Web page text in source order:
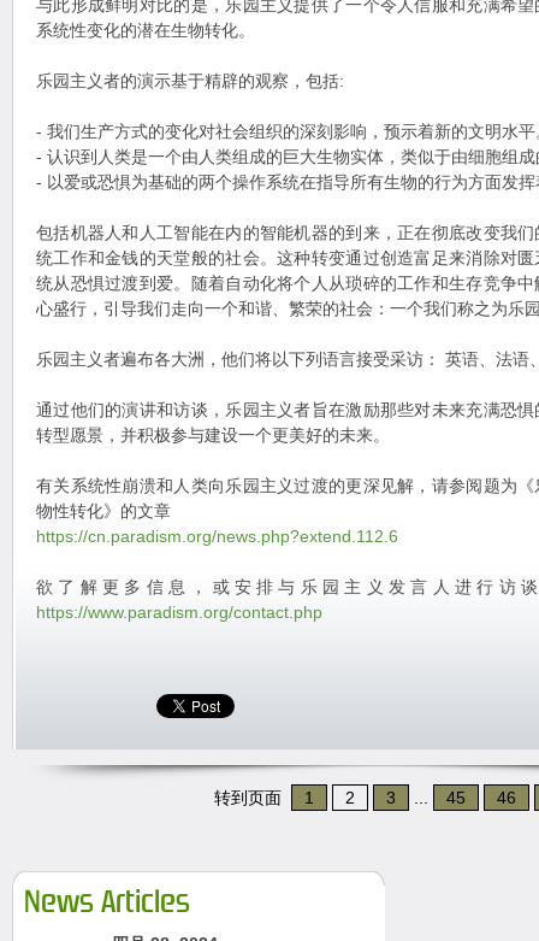
与此形成鲜明对比的是，乐园主义提供了一个令人信服和充满希
系统性变化的潜在生物转化。
乐园主义者的演示基于精辟的观察，包括:
- 我们生产方式的变化对社会组织的深刻影响，预示着新的文明水平
- 认识到人类是一个由人类组成的巨大生物实体，类似于由细胞组
- 以爱或恐惧为基础的两个操作系统在指导所有生物的行为方面发
包括机器人和人工智能在内的智能机器的到来，正在彻底改变我
统工作和金钱的天堂般的社会。这种转变通过创造富足来消除对
统从恐惧过渡到爱。随着自动化将个人从琐碎的工作和生存竞争
心盛行，引导我们走向一个和谐、繁荣的社会：一个我们称之为乐
乐园主义者遍布各大洲，他们将以下列语言接受采访： 英语、法语
通过他们的演讲和访谈，乐园主义者旨在激励那些对未来充满恐
转型愿景，并积极参与建设一个更美好的未来。
有关系统性崩溃和人类向乐园主义过渡的更深见解，请参阅题为
物性转化》的文章
https://cn.paradism.org/news.php?extend.112.6
欲了解更多信息，或安排与乐园主义发言人进行访
https://www.paradism.org/contact.php
转到页面 1 2 3 45 46
News Articles